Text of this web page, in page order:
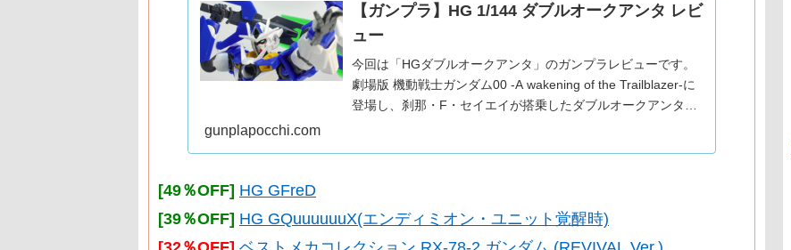
【ガンプラ】HG 1/144 ダブルオークアンタ レビ
ュー
今回は「HGダブルオークアンタ」のガンプラレビューです。
劇場版 機動戦士ガンダム00 -A wakening of the Trailblazer-に
登場し、刹那・F・セイエイが搭乗したダブルオークアンタの
gunplapocchi.com
[49％OFF] HG GFreD
[39％OFF] HG GQuuuuuuX(エンディミオン・ユニット覚醒時)